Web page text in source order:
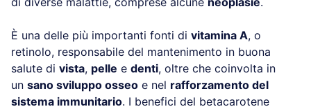
È una delle più importanti fonti di vitamina A, o
retinolo, responsabile del mantenimento in buona
salute di vista, pelle e denti, oltre che coinvolta in
un sano sviluppo osseo e nel rafforzamento del
sistema immunitario. I benefici del betacarotene